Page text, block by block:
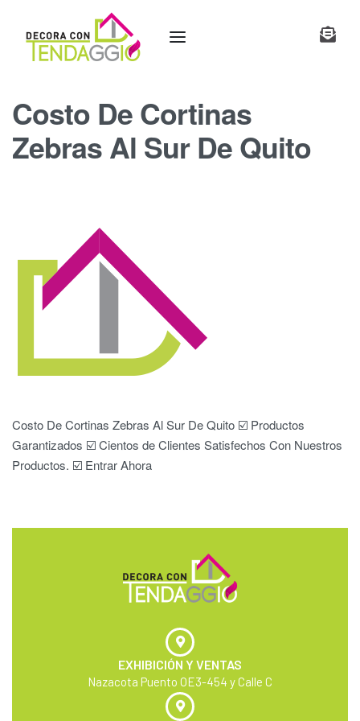
Costo De Cortinas
Zebras Al Sur De Quito
Costo De Cortinas Zebras Al Sur De Quito ☑️ Productos
Garantizados ☑️ Cientos de Clientes Satisfechos Con Nuestros
Productos. ☑️ Entrar Ahora
EXHIBICIÓN Y VENTAS
Nazacota Puento OE3-454 y Calle C